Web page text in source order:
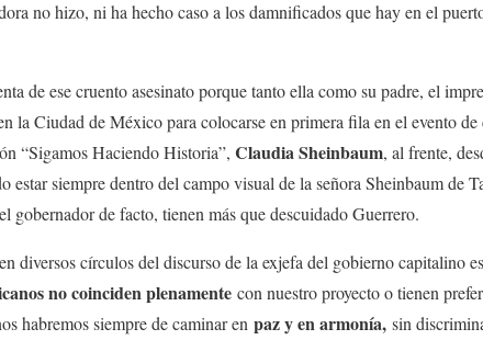
no hizo, ni ha hecho caso a los damnificados que hay en el
de ese cruento asesinato porque tanto ella como su padre, el
la Ciudad de México para colocarse en primera fila en el evento
“Sigamos Haciendo Historia”, Claudia Sheinbaum, al frente,
estar siempre dentro del campo visual de la señora Sheinbaum de
gobernador de facto, tienen más que descuidado Guerrero.
diversos círculos del discurso de la exjefa del gobierno capitalino
no coinciden plenamente con nuestro proyecto o tienen
habremos siempre de caminar en paz y en armonía, sin